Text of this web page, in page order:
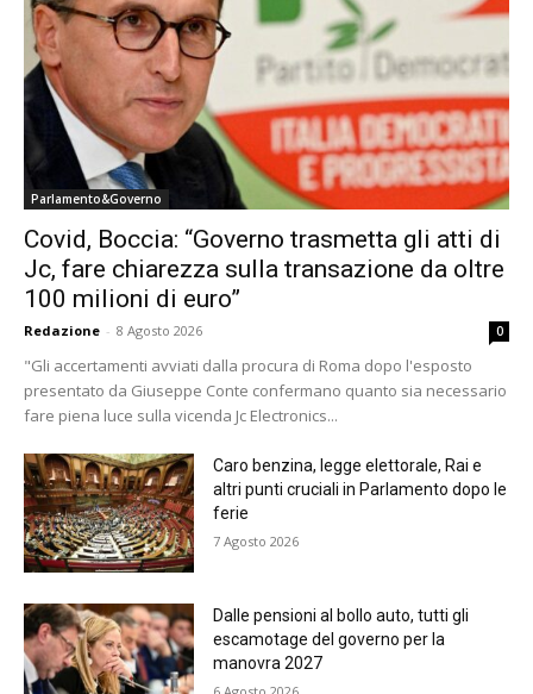
Parlamento&Governo
Covid, Boccia: “Governo trasmetta gli atti di
Jc, fare chiarezza sulla transazione da oltre
100 milioni di euro”
Redazione - 8 Agosto 2026 0
"Gli accertamenti avviati dalla procura di Roma dopo l'esposto
presentato da Giuseppe Conte confermano quanto sia necessario
fare piena luce sulla vicenda Jc Electronics...
Caro benzina, legge elettorale, Rai e
altri punti cruciali in Parlamento dopo le
ferie
7 Agosto 2026
Dalle pensioni al bollo auto, tutti gli
escamotage del governo per la
manovra 2027